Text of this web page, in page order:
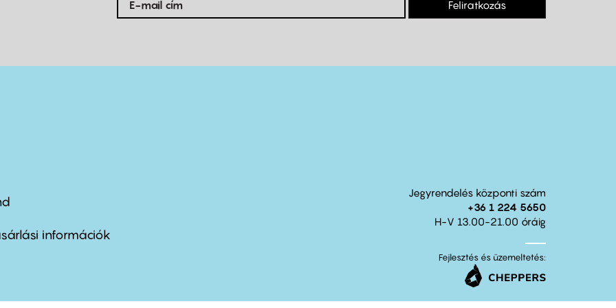
Feliratkozás
információk
Jegyrendelés központi szám
+36 1 224 5650
H-V 13.00-21.00 óráig
Fejlesztés és üzemeltetés: